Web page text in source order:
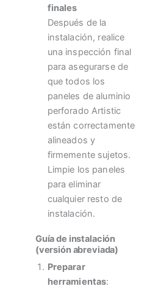
finales
Después de la
instalación, realice
una inspección final
para asegurarse de
que todos los
paneles de aluminio
perforado Artistic
están correctamente
alineados y
firmemente sujetos.
Limpie los paneles
para eliminar
cualquier resto de
instalación.
Guía de instalación
(versión abreviada)
Preparar
herramientas: